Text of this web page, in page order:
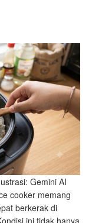
Gemini AI
cooker memang
berkerak di
ini tidak hanya